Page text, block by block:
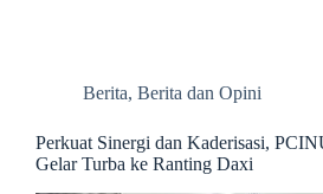
Berita, Berita dan Opini
Perkuat Sinergi dan Kaderisasi,
Gelar Turba ke Ranting Daxi